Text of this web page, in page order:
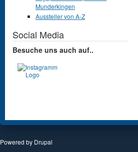
Munderkingen
Aussteller von A-Z
Social Media
Besuche uns auch auf..
Powered by Drupal